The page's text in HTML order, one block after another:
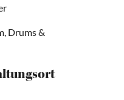
Drums &